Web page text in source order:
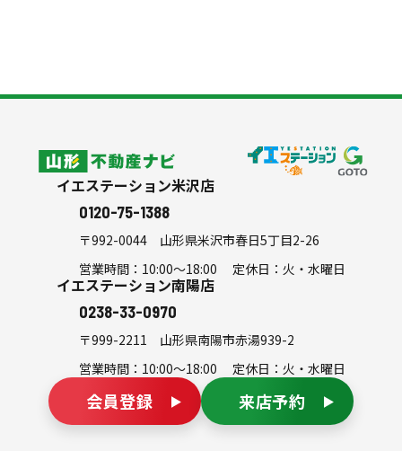
山形不動産ナビ
イエステーション米沢店
0120-75-1388
〒992-0044
山形県米沢市春日5丁目2-26
営業時間：10:00～18:00 定休日：火・水曜日
イエステーション南陽店
0238-33-0970
〒999-2211
山形県南陽市赤湯939-2
営業時間：10:00～18:00 定休日：火・水曜日
会員登録 来店予約